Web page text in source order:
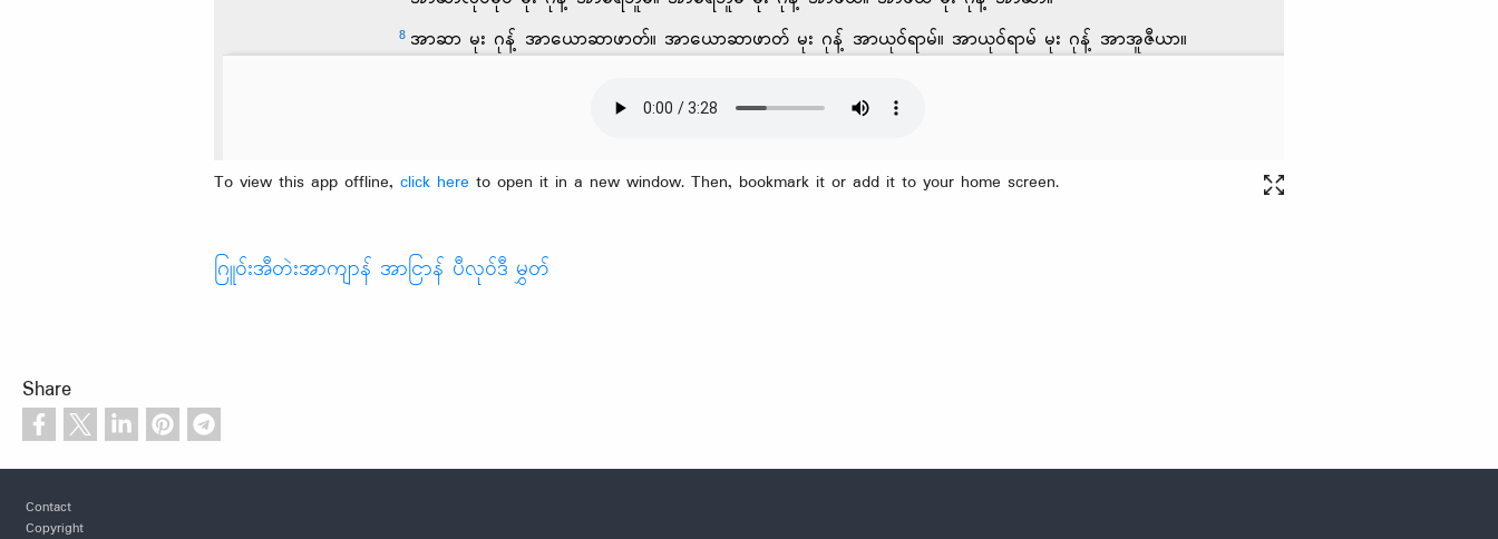
To view this app offline, click here to open it in a new window. Then, bookmark it or add it to your home screen.
ဂြူဝ်းအီတဲးအာကျာန် အာငြာန် ပီလုဝ်ဒီ မွှတ်
Share
Contact
Copyright